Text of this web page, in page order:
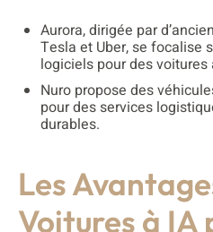
Aurora, dirigée par
Tesla et Uber, se focalise
logiciels pour des
Nuro propose des
pour des services
durables.
Les
Voitures à IA